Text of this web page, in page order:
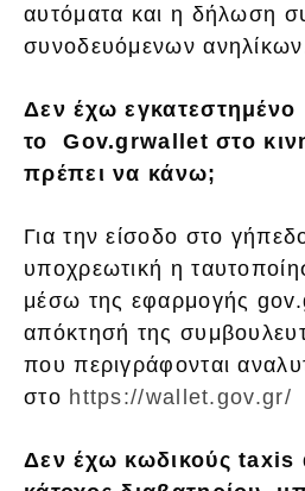
αυτόματα και η δήλωση
συνοδευόμενων
Δεν έχω εγκατεστημένο
τοGov.grwallet στο
πρέπει να κάνω;
Για την είσοδο στο γήπεδο
υποχρεωτική η
μέσω της εφαρμογής
απόκτησή της
που περιγράφονται
στο https://wallet.gov.gr/
Δεν έχω κωδικούςtaxis